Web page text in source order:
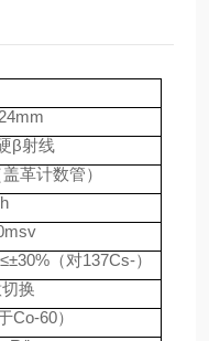
24mm
β射线
革计数管）
≤±30% （对137Cs-）
换
Co-60）